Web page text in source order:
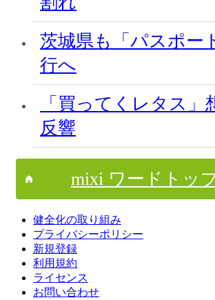
茨城県も「パスポー
行へ
「買ってくレタス」
反響
mixi ワードトッ
健全化の取り組み
プライバシーポリシー
新規登録
利用規約
ライセンス
お問い合わせ